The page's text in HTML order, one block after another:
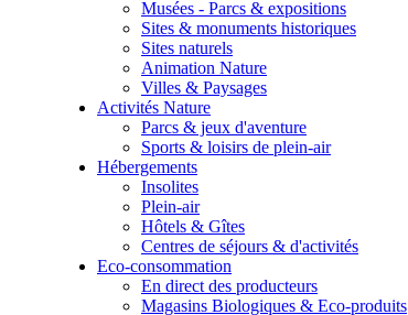
Musées - Parcs & expositions
Sites & monuments historiques
Sites naturels
Animation Nature
Villes & Paysages
Activités Nature
Parcs & jeux d'aventure
Sports & loisirs de plein-air
Hébergements
Insolites
Plein-air
Hôtels & Gîtes
Centres de séjours & d'activités
Eco-consommation
En direct des producteurs
Magasins Biologiques & Eco-produits